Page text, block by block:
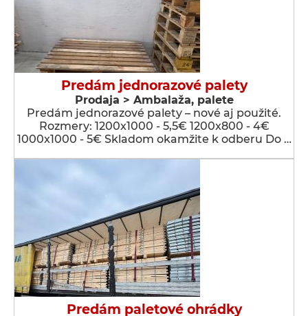
Predám jednorazové palety
Prodaja > Ambalaža, palete
Predám jednorazové palety – nové aj použité.
Rozmery: 1200x1000 - 5,5€ 1200x800 - 4€
1000x1000 - 5€ Skladom okamžite k odberu Do …
Predám paletové ohrádky